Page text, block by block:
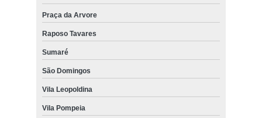
Praça da Arvore
Raposo Tavares
Sumaré
São Domingos
Vila Leopoldina
Vila Pompeia